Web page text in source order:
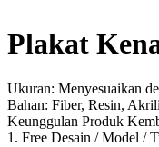
Plakat
Ukuran: Menyesuaikan
Bahan: Fiber, Resin,
Keunggulan Produk
1. Free Desain / Model /